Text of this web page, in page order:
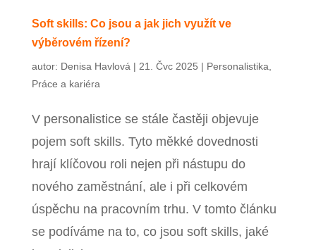
Soft skills: Co jsou a jak jich využít ve
výběrovém řízení?
autor: Denisa Havlová | 21. Čvc 2025 | Personalistika
Práce a kariéra
V personalistice se stále častěji objevuje
pojem soft skills. Tyto měkké dovednosti
hrají klíčovou roli nejen při nástupu do
nového zaměstnání, ale i při celkovém
úspěchu na pracovním trhu. V tomto článku
se podíváme na to, co jsou soft skills, jaké